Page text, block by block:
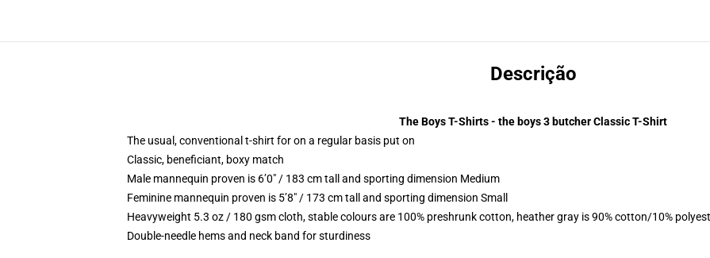
Descrição
The Boys T-Shirts - the boys 3 butcher Classic T-Shirt
The usual, conventional t-shirt for on a regular basis put on
Classic, beneficiant, boxy match
Male mannequin proven is 6’0″ / 183 cm tall and sporting dimension Medium
Feminine mannequin proven is 5’8″ / 173 cm tall and sporting dimension Small
Heavyweight 5.3 oz / 180 gsm cloth, stable colours are 100% preshrunk cotton, heather gray is 90% cotton/10%
Double-needle hems and neck band for sturdiness